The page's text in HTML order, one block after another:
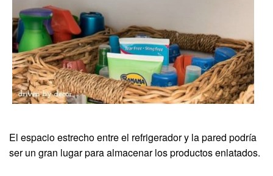
El espacio estrecho entre el refrigerador y la pared podría
ser un gran lugar para almacenar los productos enlatados.